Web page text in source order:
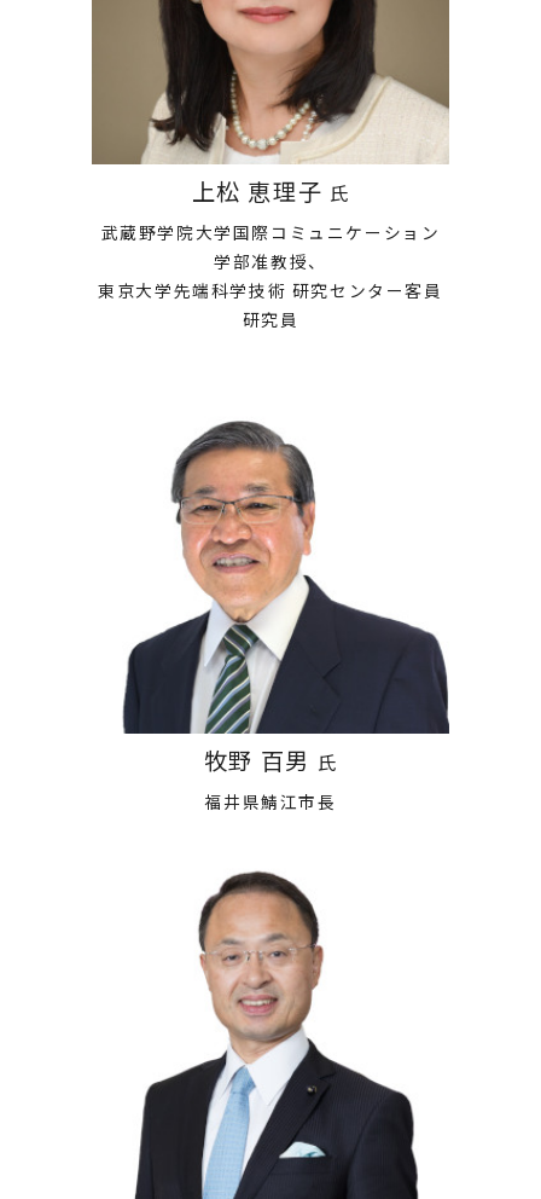
上松 恵理子 氏
武蔵野学院大学国際コミュニケーション
学部准教授、
東京大学先端科学技術 研究センター客員
研究員
牧野 百男 氏
福井県鯖江市長